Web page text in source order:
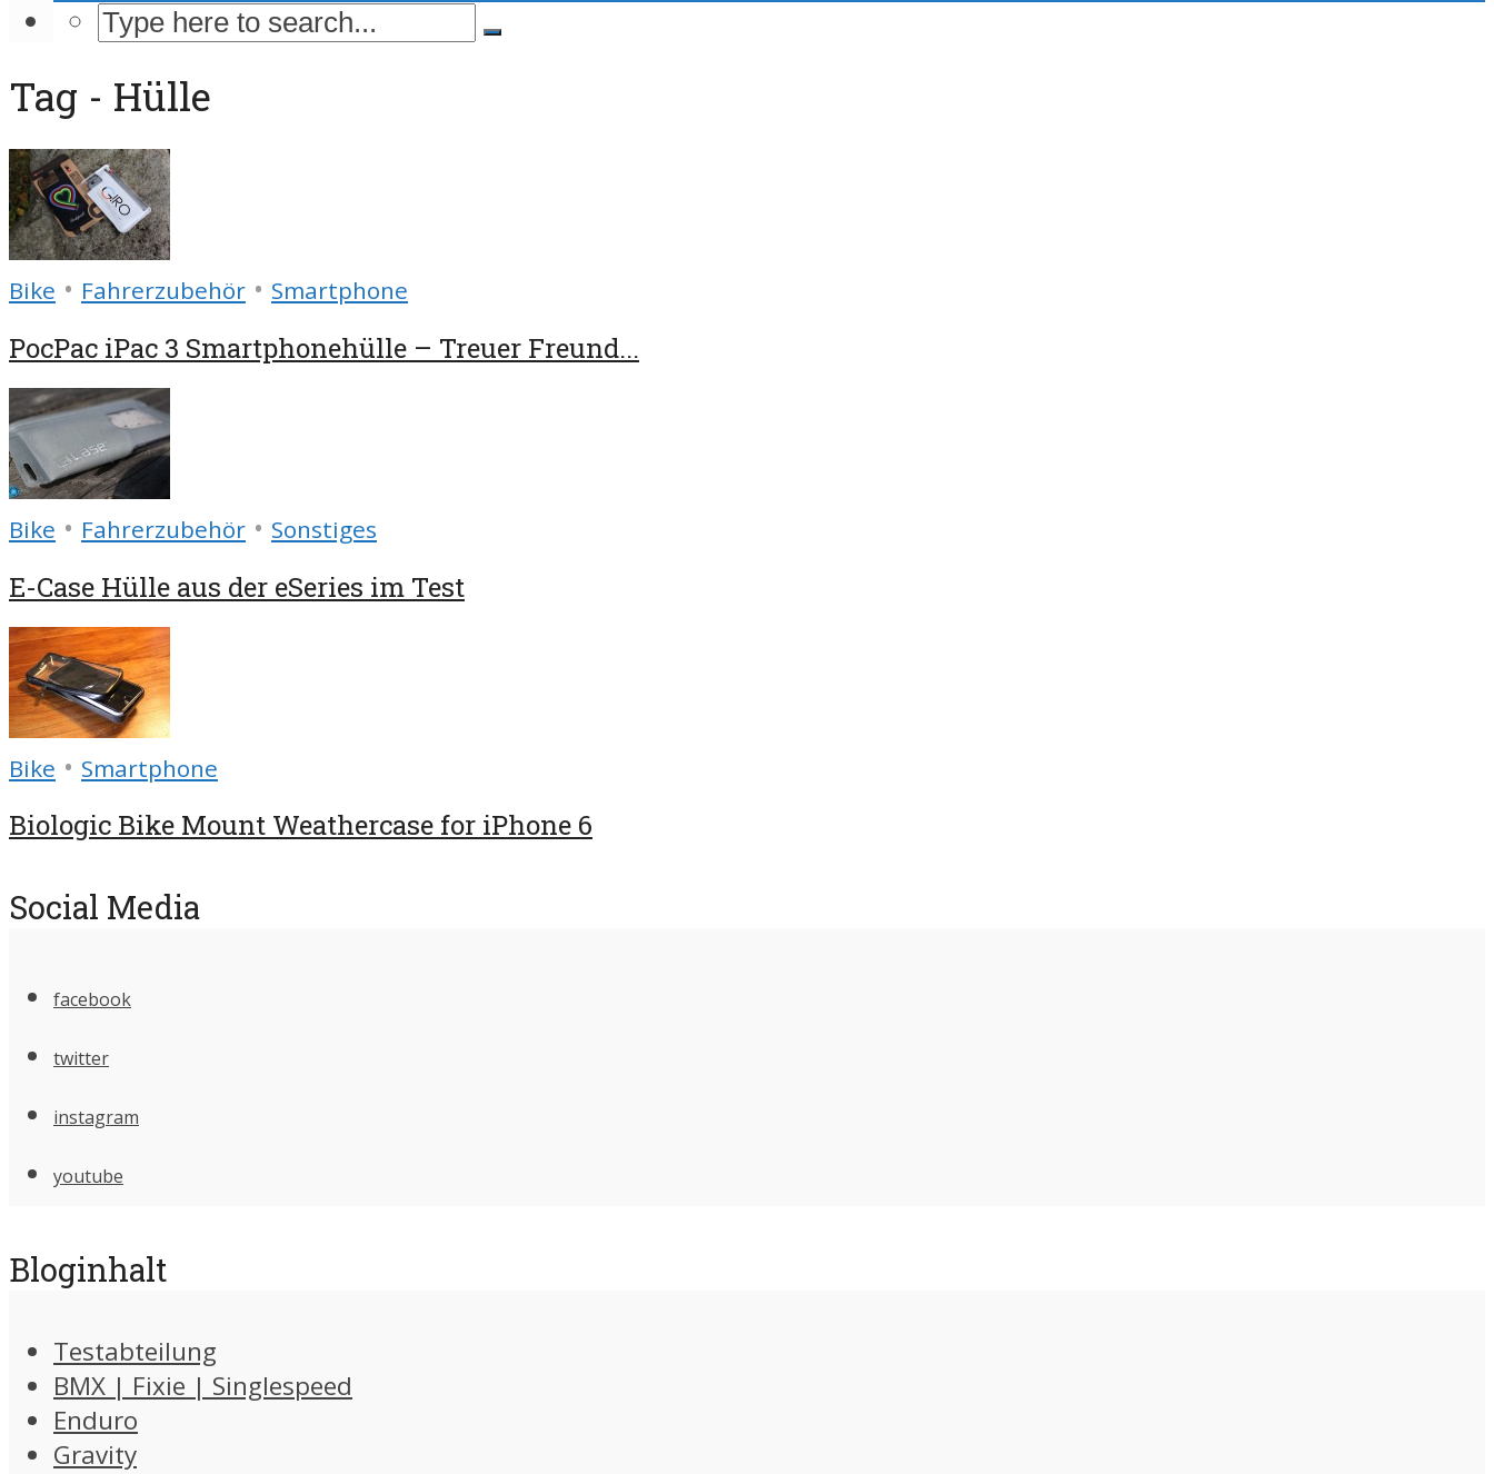
Tag - Hülle
Bike • Fahrerzubehör • Smartphone
PocPac iPac 3 Smartphonehülle – Treuer Freund...
Bike • Fahrerzubehör • Sonstiges
E-Case Hülle aus der eSeries im Test
Bike • Smartphone
Biologic Bike Mount Weathercase for iPhone 6
Social Media
facebook
twitter
instagram
youtube
Bloginhalt
Testabteilung
BMX | Fixie | Singlespeed
Enduro
Gravity